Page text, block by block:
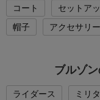
コート
セットア
帽子
アクセサリー
ブルゾ
ライダース ミリ